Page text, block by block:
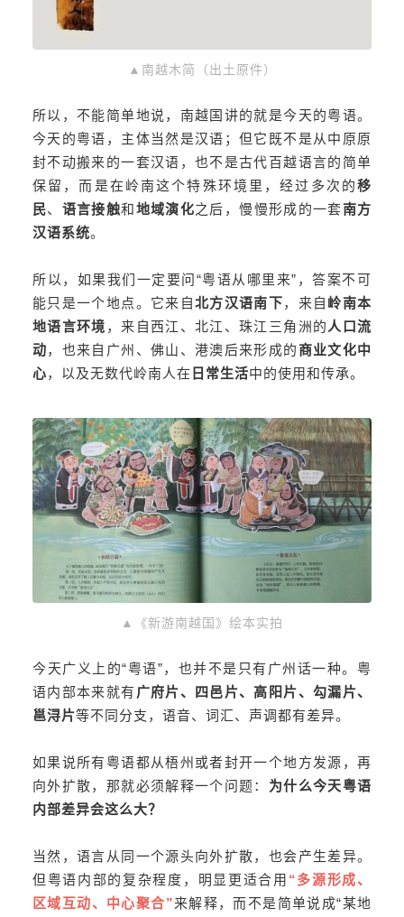
▲南越木简（出土原件）
所以，不能简单地说，南越国讲的就是今天的粤语。
今天的粤语，主体当然是汉语；但它既不是从中原原
封不动搬来的一套汉语，也不是古代百越语言的简单
保留，而是在岭南这个特殊环境里，经过多次的移
民、 语言接触和地域演化之后，慢慢形成的一套南方
汉语系统。
所以，如果我们一定要问“粤语从哪里来”，答案不可
能只是一个地点。它来自北方汉语南下，来自 岭南本
地语言环境 ，来自西江、北江、珠江三角洲的 人口流
动，也来自广州、佛山、港澳后来形成的 商业文化中
心，以及无数代岭南人在 日常生活中的使用和传承。
▲《新游南越国》绘本实拍
今天广义上的“粤语”，也并不是只有广州话一种。粤
语内部本来就有 广府片、四邑片、高阳片、勾漏片、
邕浔片等不同分支，语音、词汇、声调都有差异。
如果说所有粤语都从梧州或者封开一个地方发源，再
向外扩散，那就必须解释一个问题： 为什么今天粤语
内部差异会这么大？
当然，语言从同一个源头向外扩散，也会产生差异。
但粤语内部的复杂程度，明显更适合用 “多源形成、
区域互动、中心聚合”来解释，而不是简单说成“某地